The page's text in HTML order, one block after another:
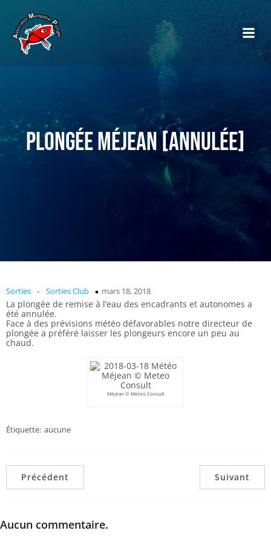
Plongée Méjean [Annulée]
Sorties - Sorties Club mars 18, 2018
La plongée de remise à l’eau des encadrants et autonomes a
été annulée.
Face à des prévisions météo défavorables notre directeur de
plongée a préféré laisser les plongeurs encore un peu au
chaud.
Méjean © Meteo Consult
Étiquette: aucune
Précédent Suivant
Aucun commentaire.